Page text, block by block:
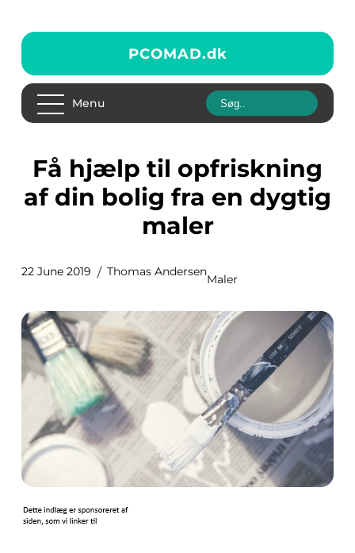
PCOMAD.dk
Menu
Få hjælp til opfriskning
af din bolig fra en dygtig
maler
22 June 2019 Thomas Andersen
Maler